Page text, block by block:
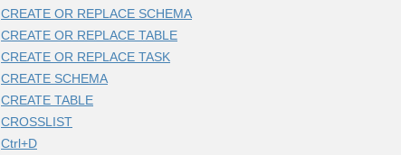
CREATE OR REPLACE SCHEMA
CREATE OR REPLACE TABLE
CREATE OR REPLACE TASK
CREATE SCHEMA
CREATE TABLE
CROSSLIST
Ctrl+D